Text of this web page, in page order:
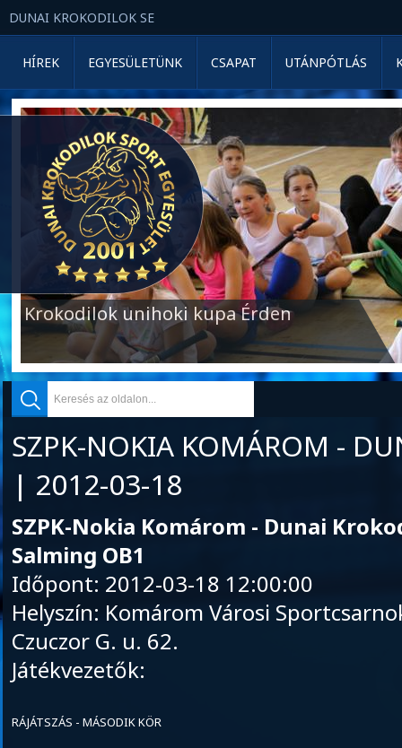
DUNAI KROKODILOK SE
HÍREK EGYESÜLETÜNK CSAPAT UTÁNPÓTLÁS
Krokodilok unihoki kupa Érden
SZPK-NOKIA KOMÁROM -
| 2012-03-18
SZPK-Nokia Komárom - Dunai
Salming OB1
Időpont: 2012-03-18 12:00:00
Helyszín: Komárom Városi
Czuczor G. u. 62.
Játékvezetők:
RÁJÁTSZÁS - MÁSODIK KÖR